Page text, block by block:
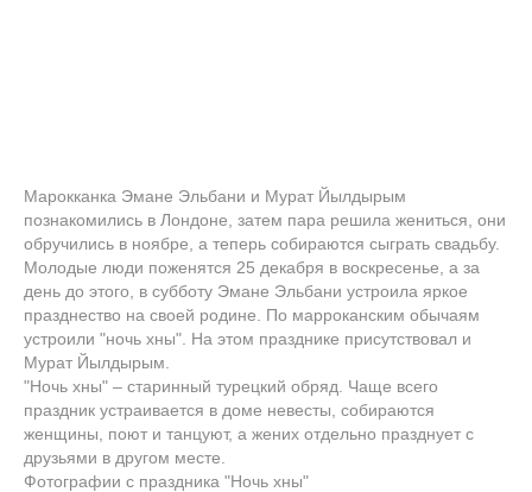
Марокканка Эмане Эльбани и Мурат Йылдырым
познакомились в Лондоне, затем пара решила жениться, они
обручились в ноябре, а теперь собираются сыграть свадьбу.
Молодые люди поженятся 25 декабря в воскресенье, а за
день до этого, в субботу Эмане Эльбани устроила яркое
празднество на своей родине. По марроканским обычаям
устроили "ночь хны". На этом празднике присутствовал и
Мурат Йылдырым.
"Ночь хны" – старинный турецкий обряд. Чаще всего
праздник устраивается в доме невесты, собираются
женщины, поют и танцуют, а жених отдельно празднует с
друзьями в другом месте.
Фотографии с праздника "Ночь хны"